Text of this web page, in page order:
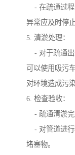
- 在疏通过程
异常应及时停
5. 清淤处理：
- 对于疏通出
可以使用吸污
对环境造成污染
6. 检查验收：
- 疏通清淤完
- 对管道进行
堵塞物。